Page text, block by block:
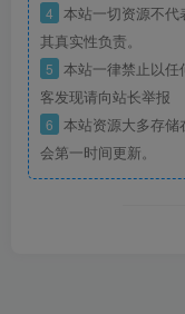
4 本站一切资源不代
其真实性负责。
5 本站一律禁止以
客发现请向站长举报
6 本站资源大多存储
会第一时间更新。